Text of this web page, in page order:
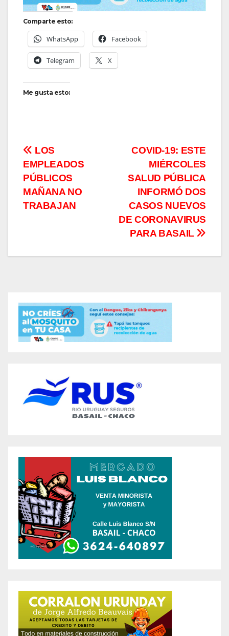
Comparte esto:
WhatsApp Facebook
Telegram X
Me gusta esto:
Navegación
de
entradas
COVID-19: ESTE
MIÉRCOLES
SALUD PÚBLICA
INFORMÓ DOS
CASOS NUEVOS
DE CORONAVIRUS
PARA BASAIL
LOS
EMPLEADOS
PÚBLICOS
MAÑANA NO
TRABAJAN